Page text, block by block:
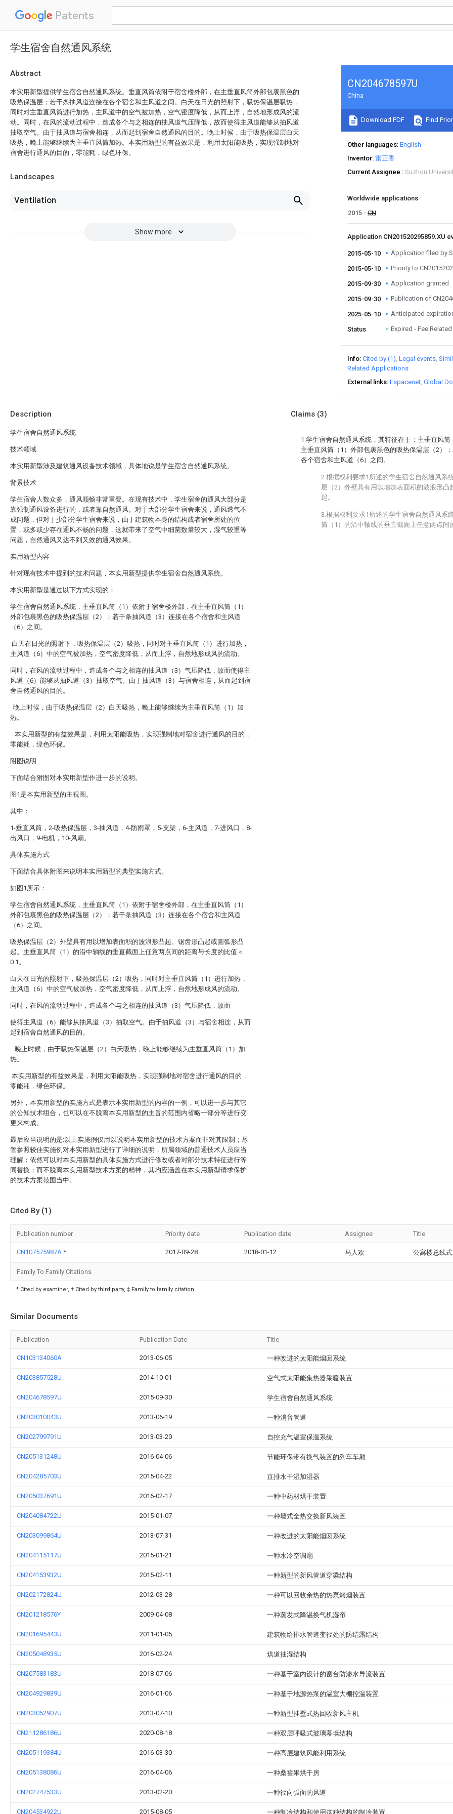
Patents
学生宿舍自然通风系统
Abstract
本实用新型提供学生宿舍自然通风系统。垂直风筒依附于宿舍楼外部，在主垂直风筒外部包裹黑色的
吸热保温层；若干条抽风道连接在各个宿舍和主风道之间。白天在日光的照射下，吸热保温层吸热，
同时对主垂直风筒进行加热，主风道中的空气被加热，空气密度降低，从而上浮，自然地形成风的流
动。同时，在风的流动过程中，造成各个与之相连的抽风道气压降低，故而使得主风道能够从抽风道
抽取空气。由于抽风道与宿舍相连，从而起到宿舍自然通风的目的。晚上时候，由于吸热保温层白天
吸热，晚上能够继续为主垂直风筒加热。本实用新型的有益效果是，利用太阳能吸热，实现强制地对
宿舍进行通风的目的，零能耗，绿色环保。
Landscapes
Ventilation
Show more
CN204678597U
China
Download PDF Find
Other languages English
Inventor 雷正香
Current Assignee
Suzhou
Worldwide applications
2015
CN
Application CN201520295859.XU
2015-05-10 Application filed by
2015-05-10 Priority to
2015-09-30 Application granted
2015-09-30 Publication of
2025-05-10 Anticipated
Status Expired - Fee Related
Info Cited by (1) Legal events
Related Applications
External links Espacenet Global
Description
学生宿舍自然通风系统
技术领域
本实用新型涉及建筑通风设备技术领域，具体地说是学生宿舍自然通风系统。
背景技术
学生宿舍人数众多，通风顺畅非常重要。在现有技术中，学生宿舍的通风大部分是
靠强制通风设备进行的，或者靠自然通风。对于大部分学生宿舍来说，通风透气不
成问题，但对于少部分学生宿舍来说，由于建筑物本身的结构或者宿舍所处的位
置，或多或少存在通风不畅的问题，这就带来了空气中细菌数量较大，湿气较重等
问题，自然通风又达不到又效的通风效果。
实用新型内容
针对现有技术中提到的技术问题，本实用新型提供学生宿舍自然通风系统。
本实用新型是通过以下方式实现的：
学生宿舍自然通风系统，主垂直风筒（1）依附于宿舍楼外部，在主垂直风筒（1）
外部包裹黑色的吸热保温层（2）；若干条抽风道（3）连接在各个宿舍和主风道
（6）之间。
白天在日光的照射下，吸热保温层（2）吸热，同时对主垂直风筒（1）进行加热，
主风道（6）中的空气被加热，空气密度降低，从而上浮，自然地形成风的流动。
同时，在风的流动过程中，造成各个与之相连的抽风道（3）气压降低，故而使得主
风道（6）能够从抽风道（3）抽取空气。由于抽风道（3）与宿舍相连，从而起到宿
舍自然通风的目的。
晚上时候，由于吸热保温层（2）白天吸热，晚上能够继续为主垂直风筒（1）加
热。
本实用新型的有益效果是，利用太阳能吸热，实现强制地对宿舍进行通风的目的，
零能耗，绿色环保。
附图说明
下面结合附图对本实用新型作进一步的说明。
图1是本实用新型的主视图。
其中：
1-垂直风筒，2-吸热保温层，3-抽风道，4-防雨罩，5-支架，6-主风道，7-进风口，8-
出风口，9-电机，10-风扇。
具体实施方式
下面结合具体附图来说明本实用新型的典型实施方式。
如图1所示：
学生宿舍自然通风系统，主垂直风筒（1）依附于宿舍楼外部，在主垂直风筒（1）
外部包裹黑色的吸热保温层（2）；若干条抽风道（3）连接在各个宿舍和主风道
（6）之间。
吸热保温层（2）外壁具有用以增加表面积的波浪形凸起、锯齿形凸起或圆弧形凸
起。主垂直风筒（1）的沿中轴线的垂直截面上任意两点间的距离与长度的比值＜
0.1。
白天在日光的照射下，吸热保温层（2）吸热，同时对主垂直风筒（1）进行加热，
主风道（6）中的空气被加热，空气密度降低，从而上浮，自然地形成风的流动。
同时，在风的流动过程中，造成各个与之相连的抽风道（3）气压降低，故而
使得主风道（6）能够从抽风道（3）抽取空气。由于抽风道（3）与宿舍相连，从而
起到宿舍自然通风的目的。
晚上时候，由于吸热保温层（2）白天吸热，晚上能够继续为主垂直风筒（1）加
热。
本实用新型的有益效果是，利用太阳能吸热，实现强制地对宿舍进行通风的目的，
零能耗，绿色环保。
另外，本实用新型的实施方式是表示本实用新型的内容的一例，可以进一步与其它
的公知技术组合，也可以在不脱离本实用新型的主旨的范围内省略一部分等进行变
更来构成。
最后应当说明的是:以上实施例仅用以说明本实用新型的技术方案而非对其限制；尽
管参照较佳实施例对本实用新型进行了详细的说明，所属领域的普通技术人员应当
理解：依然可以对本实用新型的具体实施方式进行修改或者对部分技术特征进行等
同替换；而不脱离本实用新型技术方案的精神，其均应涵盖在本实用新型请求保护
的技术方案范围当中。
Claims (3)
1.学生宿舍自然通风系统，其特征在于：主垂直风
主垂直风筒（1）外部包裹黑色的吸热保温层（2）
各个宿舍和主风道（6）之间。
2.根据权利要求1所述的学生宿舍自然通风系
层（2）外壁具有用以增加表面积的波浪形凸
起。
3.根据权利要求1所述的学生宿舍自然通风系
筒（1）的沿中轴线的垂直截面上任意两点间
Cited By (1)
Publication number Priority date Publication date Assignee Title
CN107575987A * 2017-09-28 2018-01-12 马人欢 公寓楼总线
Family To Family Citations
* Cited by examiner, † Cited by third party, ‡ Family to family citation
Similar Documents
Publication Publication Date Title
CN103134060A 2013-06-05 一种改进的太阳能烟囱系统
CN203857528U 2014-10-01 空气式太阳能集热器采暖装置
CN204678597U 2015-09-30 学生宿舍自然通风系统
CN203010043U 2013-06-19 一种消音管道
CN202799791U 2013-03-20 自控充气温室保温系统
CN205131248U 2016-04-06 节能环保带有换气装置的列车车厢
CN204285703U 2015-04-22 直排水干湿加湿器
CN205037691U 2016-02-17 一种中药材烘干装置
CN204084722U 2015-01-07 一种墙式全热交换新风装置
CN203099864U 2013-07-31 一种改进的太阳能烟囱系统
CN204115117U 2015-01-21 一种水冷空调扇
CN204153932U 2015-02-11 一种新型的新风管道穿梁结构
CN202172824U 2012-03-28 一种可以回收余热的热泵烤烟装置
CN201218576Y 2009-04-08 一种蒸发式降温换气机湿帘
CN201695443U 2011-01-05 建筑物给排水管道变径处的防结露结构
CN205048935U 2016-02-24 烘道抽湿结构
CN207583183U 2018-07-06 一种基于室内设计的窗台防渗水导流装置
CN204929839U 2016-01-06 一种基于地源热泵的温室大棚控温装置
CN203052907U 2013-07-10 一种新型挂壁式热回收新风主机
CN211286186U 2020-08-18 一种双层呼吸式玻璃幕墙结构
CN205119384U 2016-03-30 一种高层建筑风能利用系统
CN205138086U 2016-04-06 一种桑葚果烘干房
CN202747533U 2013-02-20 一种径向弧面的风道
CN204534922U 2015-08-05 一种制冷结构和使用这种结构的制冷装置